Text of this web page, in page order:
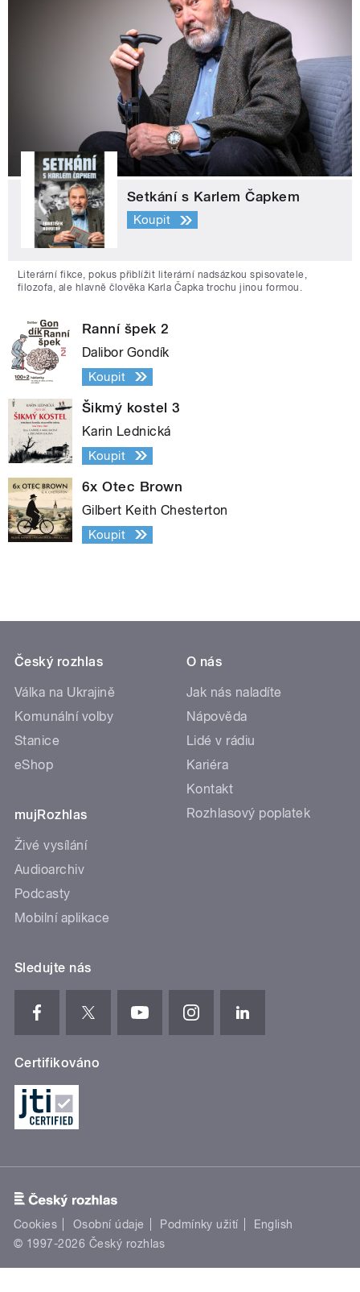
Setkání s Karlem Čapkem
Koupit
Literární fikce, pokus přiblížit literární nadsázkou spisovatele,
filozofa, ale hlavně člověka Karla Čapka trochu jinou formou.
Ranní špek 2
Dalibor Gondík
Koupit
Šikmý kostel 3
Karin Lednická
Koupit
6x Otec Brown
Gilbert Keith Chesterton
Koupit
Český rozhlas
Válka na Ukrajině
Komunální volby
Stanice
eShop
mujRozhlas
Živé vysílání
Audioarchiv
Podcasty
Mobilní aplikace
O nás
Jak nás naladíte
Nápověda
Lidé v rádiu
Kariéra
Kontakt
Rozhlasový poplatek
Sledujte nás
Certifikováno
Cookies Osobní údaje Podmínky užití
English
© 1997-2026 Český rozhlas